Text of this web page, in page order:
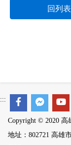
回列表
:::
Copyright © 2020
地址：802721 高雄